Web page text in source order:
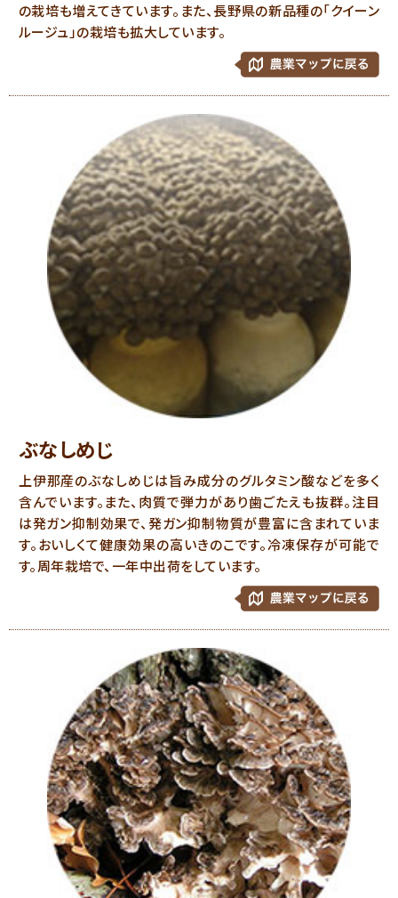
の栽培も増えてきています。また、長野県の新品種の「クイーン
ルージュ」の栽培も拡大しています。
ぶなしめじ
上伊那産のぶなしめじは旨み成分のグルタミン酸などを多く
含んでいます。また、肉質で弾力があり歯ごたえも抜群。注目
は発ガン抑制効果で、発ガン抑制物質が豊富に含まれていま
す。おいしくて健康効果の高いきのこです。冷凍保存が可能で
す。周年栽培で、一年中出荷をしています。